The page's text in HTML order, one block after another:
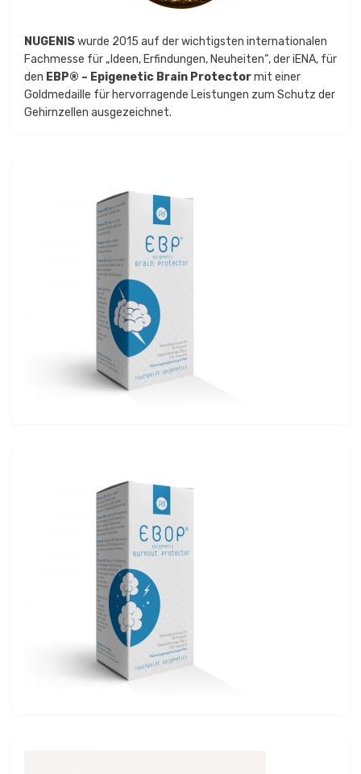
NUGENISwurde 2015 auf der wichtigsten internationalen
Fachmesse für „Ideen, Erfindungen, Neuheiten“, der iENA, für
den EBP® – Epigenetic Brain Protectormit einer
Goldmedaille für hervorragende Leistungen zum Schutz der
Gehirnzellen ausgezeichnet.